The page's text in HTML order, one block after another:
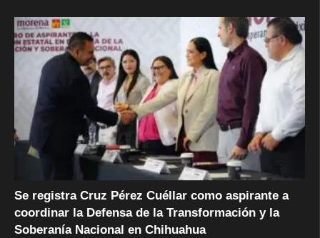
Se registra Cruz Pérez Cuéllar como aspirante a
coordinar la Defensa de la Transformación y la
Soberanía Nacional en Chihuahua